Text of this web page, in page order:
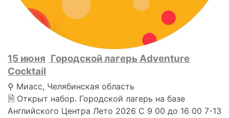
15 июня Городской лагерь Adventure
Cocktail
⚲ Миасс, Челябинская область
🗎 Открыт набор. Городской лагерь на базе
Английского Центра Лето 2026 С 9 00 до 16 00 7-13